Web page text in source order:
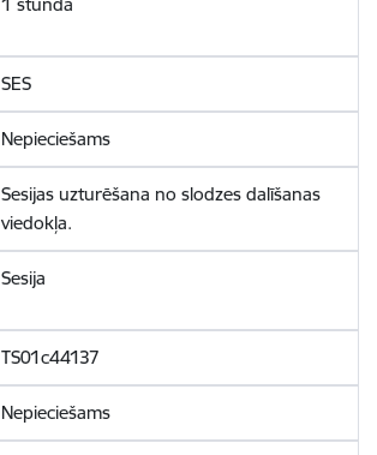
SES
Nepieciešams
Sesijas uzturēšana no slodzes dalīšanas
viedokļa.
Sesija
TS01c44137
Nepieciešams